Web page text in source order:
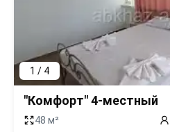
1 / 4
"Комфорт" 4-местный
48 м²